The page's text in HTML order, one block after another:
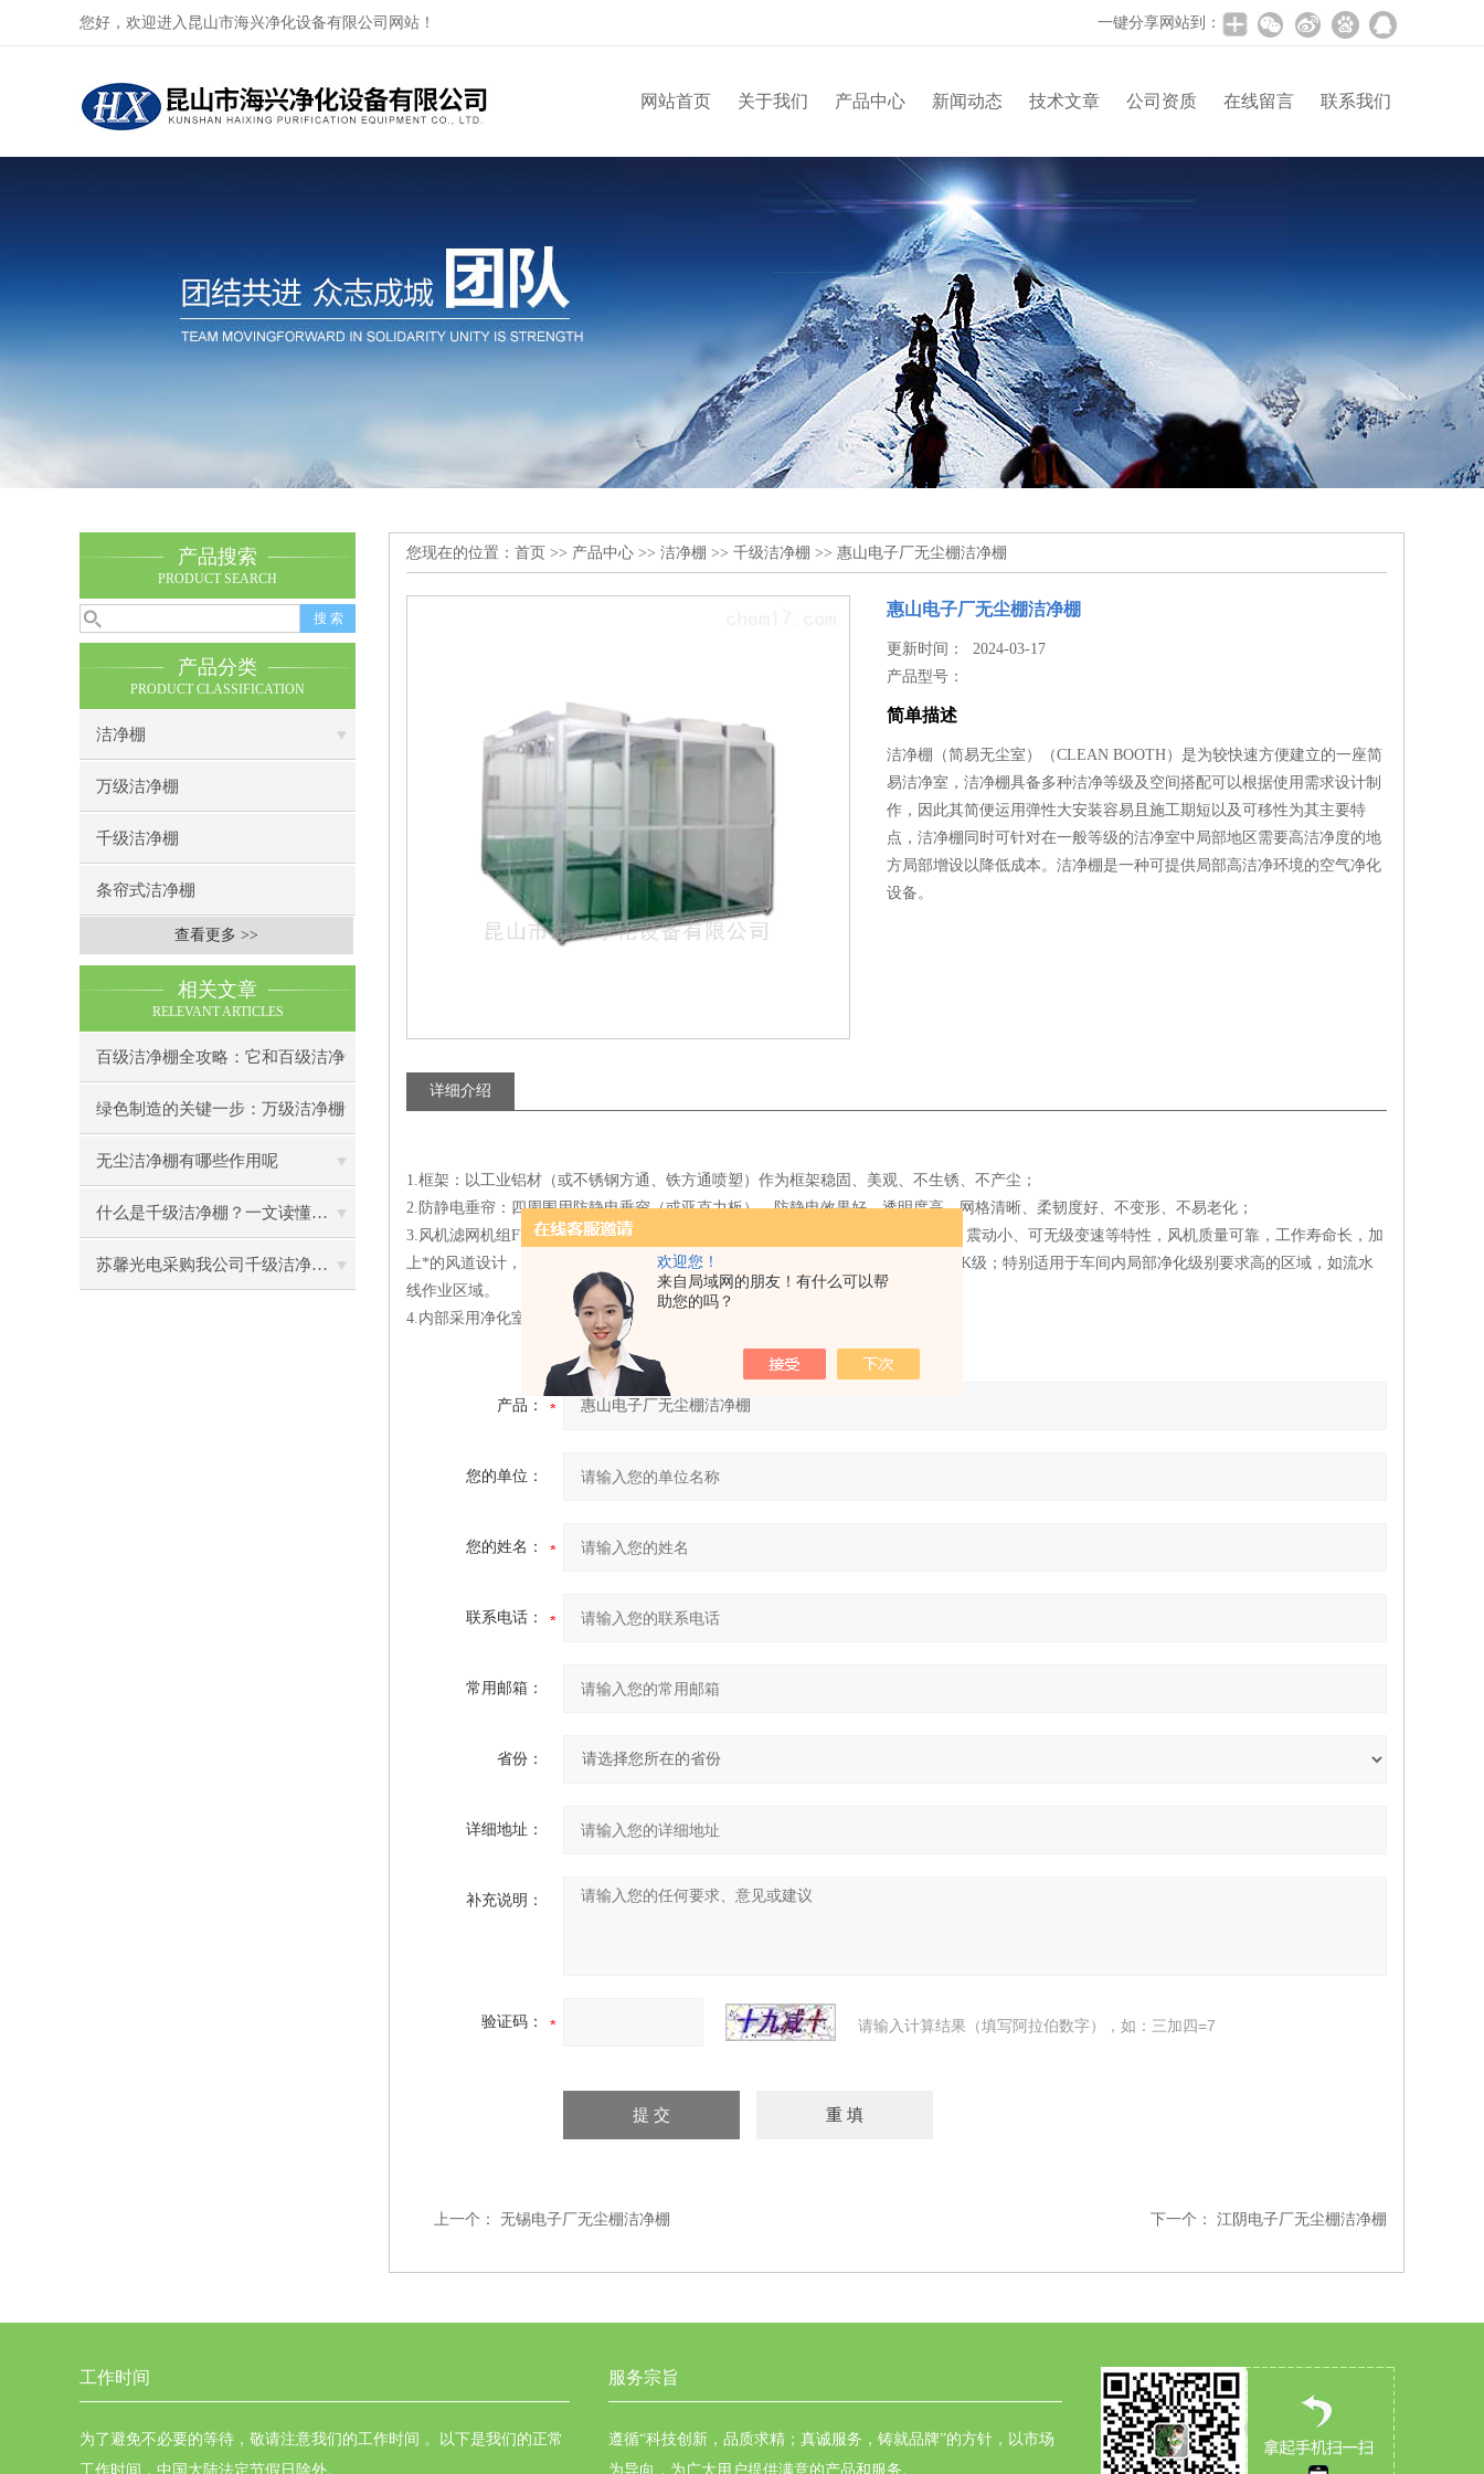
欢迎您！
来自局域网的朋友！有什么可以帮
助您的吗？
您好，欢迎进入昆山市海兴净化设备有限公司网站！ 一键分享网站到：
网站首页 关于我们 产品中心 新闻动态 技术文章 公司资质 在线留言 联系我们
产品搜索
PRODUCT SEARCH
产品分类
PRODUCT CLASSIFICATION
洁净棚
万级洁净棚
千级洁净棚
条帘式洁净棚
查看更多 >>
相关文章
RELEVANT ARTICLES
百级洁净棚全攻略：它和百级洁净
室到底有什么区别？
绿色制造的关键一步：万级洁净棚
助力环保型半导体产业发展
无尘洁净棚有哪些作用呢
什么是千级洁净棚？一文读懂其结构特点与局部净化优势
苏馨光电采购我公司千级洁净棚普通工作台一批（7月07日）已顺利交货
您现在的位置： 首页 >> 产品中心 >> 洁净棚 >> 千级洁净棚 >> 惠山电子厂无尘棚洁净棚
惠山电子厂无尘棚洁净棚
更新时间： 2024-03-17
产品型号：
简单描述
洁净棚（简易无尘室）（CLEAN BOOTH）是为较快速方便建立的一座简
易洁净室，洁净棚具备多种洁净等级及空间搭配可以根据使用需求设计制
作，因此其简便运用弹性大安装容易且施工期短以及可移性为其主要特
点，洁净棚同时可针对在一般等级的洁净室中局部地区需要高洁净度的地
方局部增设以降低成本。洁净棚是一种可提供局部高洁净环境的空气净化
设备。
详细介绍
1.框架：以工业铝材（或不锈钢方通、铁方通喷塑）作为框架稳固、美观、不生锈、不产尘；
2.防静电垂帘：四周围用防静电垂帘（或亚克力板），防静电效果好、透明度高、网格清晰、柔韧度好、不变形、不易老化；
3.风机滤网机组FFU：，采用新加坡PCI离心风机，具有长寿命、低噪声、免维护、震动小、可无级变速等特性，风机质量可靠，工作寿命长，加
上*的风道设计，大大提高了风机的效率、降低了噪声！内部净化级别可达100-100K级；特别适用于车间内局部净化级别要求高的区域，如流水
线作业区域。
4.内部采用净化室净化灯，不产尘；
产品：
您的单位：
您的姓名：
联系电话：
常用邮箱：
省份：
详细地址：
补充说明：
验证码： 请输入计算结果（填写阿拉伯数字），如：三加四=7
上一个： 无锡电子厂无尘棚洁净棚 下一个： 江阴电子厂无尘棚洁净棚
工作时间
为了避免不必要的等待，敬请注意我们的工作时间 。以下是我们的正常
工作时间，中国大陆法定节假日除外。
服务宗旨
遵循“科技创新，品质求精；真诚服务，铸就品牌”的方针，以市场
为导向，为广大用户提供满意的产品和服务。